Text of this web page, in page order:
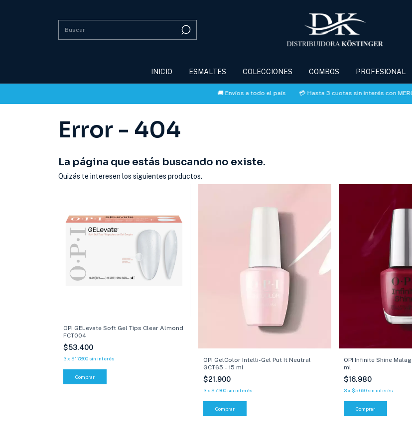
INICIO ESMALTES COLECCIONES COMBOS PROFESIONAL
🚚 Envíos a todo el país 💳 Hasta 3 cuotas sin interés con
Error - 404
La página que estás buscando no existe.
Quizás te interesen los siguientes productos.
OPI GELevate Soft Gel Tips Clear Almond
FCT004
$53.400
3x $17.800 sin interés
OPI GelColor Intelli-Gel Put It Neutral
GCT65 - 15 ml
$21.900
3x $7.300 sin interés
Comprar
OPI Infinite Shine
ml
$16.980
3 x $5.660 sin interés
Comprar